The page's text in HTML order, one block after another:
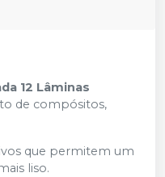
12 Lâminas
de compósitos,
que permitem um
liso.